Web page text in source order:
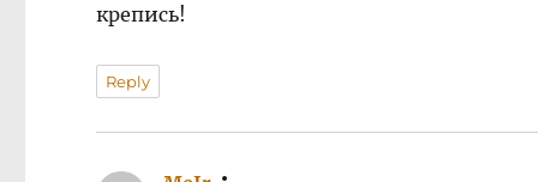
крепись!
Reply